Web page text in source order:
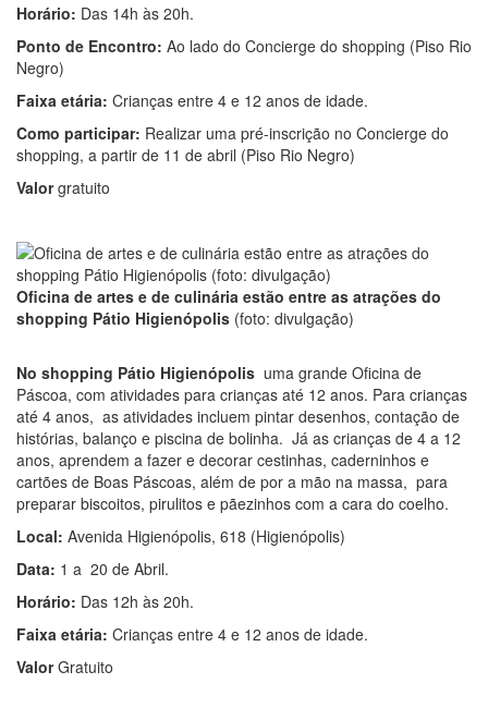
Horário: Das 14h às 20h.
Ponto de Encontro: Ao lado do Concierge do shopping (Piso Rio
Negro)
Faixa etária: Crianças entre 4 e 12 anos de idade.
Como participar: Realizar uma pré-inscrição no Concierge do
shopping, a partir de 11 de abril (Piso Rio Negro)
Valorgratuito
Oficina de artes e de culinária estão entre as atrações do
shopping Pátio Higienópolis (foto: divulgação)
No shopping Pátio Higienópolis uma grande Oficina de
Páscoa, com atividades para crianças até 12 anos. Para crianças
até 4 anos, as atividades incluem pintar desenhos, contação de
histórias, balanço e piscina de bolinha. Já as crianças de 4 a 12
anos, aprendem a fazer e decorar cestinhas, caderninhos e
cartões de Boas Páscoas, além de por a mão na massa, para
preparar biscoitos, pirulitos e pãezinhos com a cara do coelho.
Local: Avenida Higienópolis, 618 (Higienópolis)
Data: 1 a 20 de Abril.
Horário: Das 12h às 20h.
Faixa etária: Crianças entre 4 e 12 anos de idade.
ValorGratuito